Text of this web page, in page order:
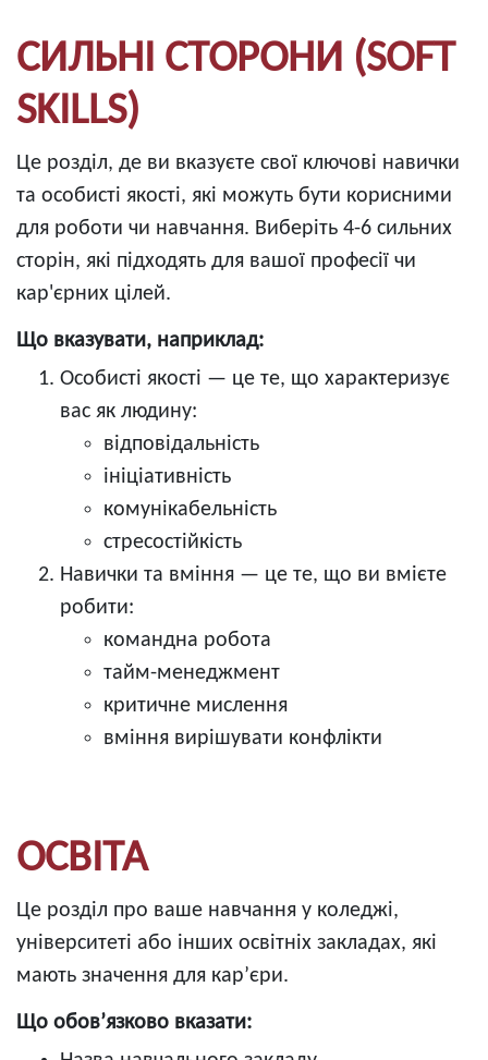
СИЛЬНІ СТОРОНИ (SOFT
SKILLS)
Це розділ, де ви вказуєте свої ключові навички
та особисті якості, які можуть бути корисними
для роботи чи навчання. Виберіть 4-6 сильних
сторін, які підходять для вашої професії чи
кар'єрних цілей.
Що вказувати, наприклад:
Особисті якості — це те, що характеризує
вас як людину:
відповідальність
ініціативність
комунікабельність
стресостійкість
Навички та вміння — це те, що ви вмієте
робити:
командна робота
тайм-менеджмент
критичне мислення
вміння вирішувати конфлікти
ОСВІТА
Це розділ про ваше навчання у коледжі,
університеті або інших освітніх закладах, які
мають значення для кар’єри.
Що обов’язково вказати: